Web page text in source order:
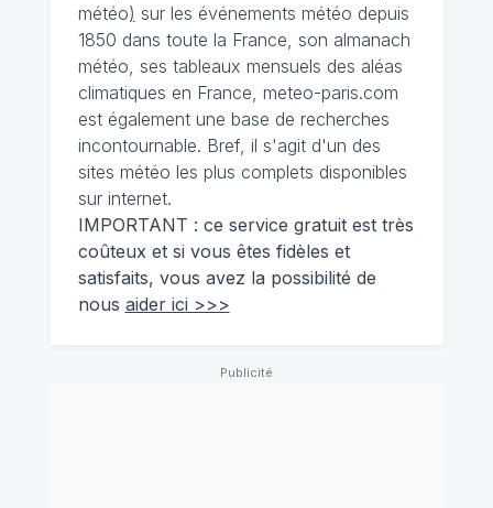
météo) sur les événements météo depuis
1850 dans toute la France, son almanach
météo, ses tableaux mensuels des aléas
climatiques en France, meteo-paris.com
est également une base de recherches
incontournable. Bref, il s'agit d'un des
sites météo les plus complets disponibles
sur internet.
IMPORTANT : ce service gratuit est très
coûteux et si vous êtes fidèles et
satisfaits, vous avez la possibilité de
nous aider ici >>>